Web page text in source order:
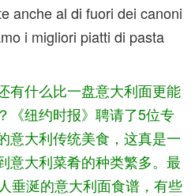
anche al di fuori dei canoni
i migliori piatti di pasta
有什么比一盘意大利面更能
《纽约时报》聘请了5位专
意大利传统美食，这真是一
大利菜肴的种类繁多。最
垂涎的意大利面食谱，有些